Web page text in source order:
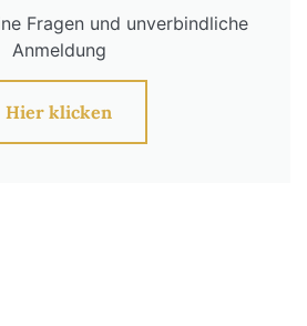
Fragen und unverbindliche
Anmeldung
Hier klicken